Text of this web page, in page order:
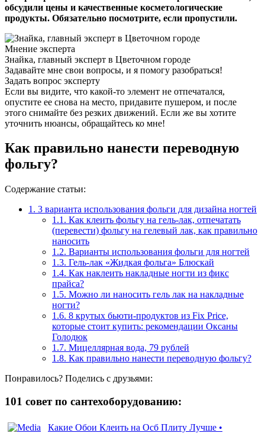
обсудили цены и качественные косметологические
продукты. Обязательно посмотрите, если пропустили.
Мнение эксперта
Знайка, главный эксперт в Цветочном городе
Задавайте мне свои вопросы, и я помогу разобраться!
Задать вопрос эксперту
Если вы видите, что какой-то элемент не отпечатался,
опустите ее снова на место, придавите пушером, и после
этого снимайте без резких движений. Если же вы хотите
уточнить нюансы, обращайтесь ко мне!
Как правильно нанести переводную
фольгу?
Содержание статьи:
1. 3 варианта использования фольги для дизайна ногтей
1.1. Как клеить фольгу на гель-лак, отпечатать
(перевести) фольгу на гелевый лак, как правильно
наносить
1.2. Варианты использования фольги для ногтей
1.3. Гель-лак «Жидкая фольга» Блюскай
1.4. Как наклеить накладные ногти из фикс
прайса?
1.5. Можно ли наносить гель лак на накладные
ногти?
1.6. 8 крутых бьюти-продуктов из Fix Price,
которые стоит купить: рекомендации Оксаны
Голодюк
1.7. Мицеллярная вода, 79 рублей
1.8. Как правильно нанести переводную фольгу?
Понравилось? Поделись с друзьями:
101 совет по сантехоборудованию:
Какие Обои Клеить на Осб Плиту Лучше •